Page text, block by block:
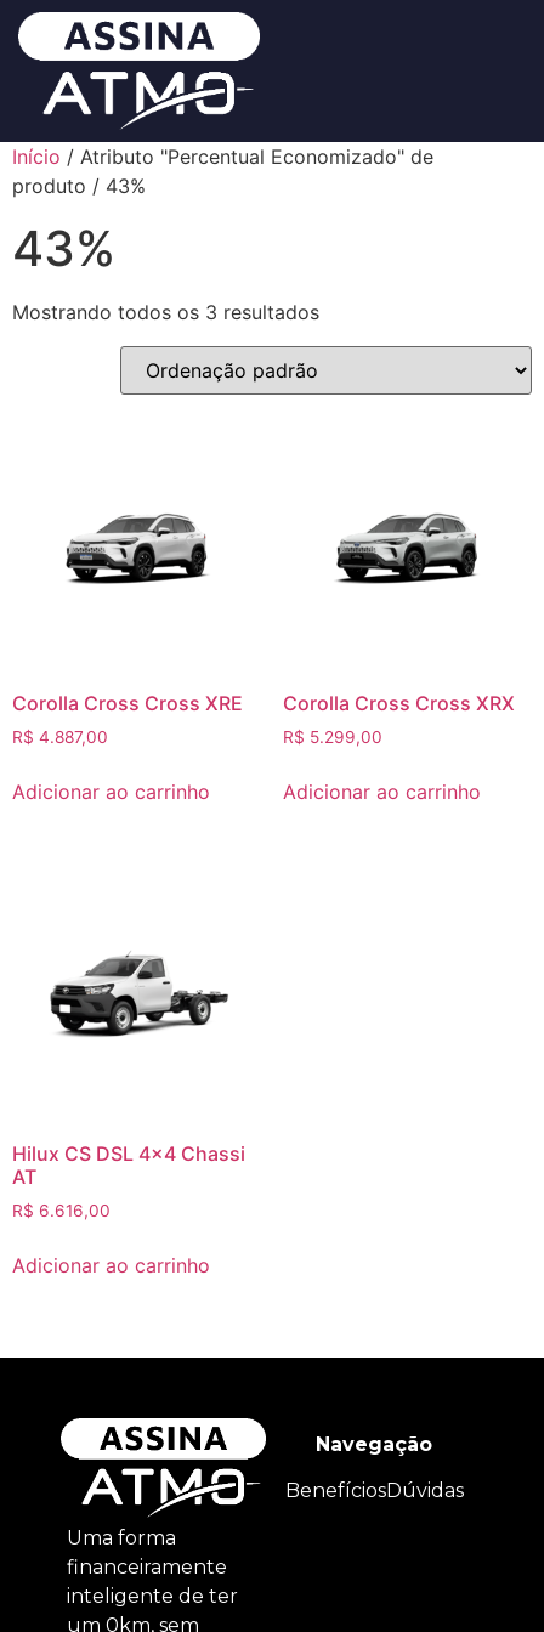
Início / Atributo "Percentual Economizado" de
produto / 43%
43%
Mostrando todos os 3 resultados
Corolla Cross Cross XRE
R$ 4.887,00
Adicionar ao carrinho
Corolla Cross Cross XRX
R$ 5.299,00
Adicionar ao carrinho
Hilux CS DSL 4×4 Chassi
AT
R$ 6.616,00
Adicionar ao carrinho
Uma forma
financeiramente
inteligente de ter
um 0km, sem
Navegação
BenefíciosDúvidas